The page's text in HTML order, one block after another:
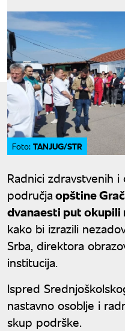
Foto: TANJUG/STR
Radnici zdravstvenih
područjaopštine
dvanaesti put
kako bi izrazili
Srba, direktora
institucija.
Ispred
nastavno osoblje i
skup podrške.